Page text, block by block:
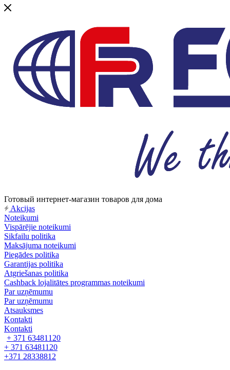
Готовый интернет-магазин товаров для дома
Akcijas
Noteikumi
Vispārējie noteikumi
Sikfailu politika
Maksājuma noteikumi
Piegādes politika
Garantijas politika
Atgriešanas politika
Cashback lojalitātes programmas noteikumi
Par uzņēmumu
Par uzņēmumu
Atsauksmes
Kontakti
Kontakti
+ 371 63481120
+ 371 63481120
+371 28338812